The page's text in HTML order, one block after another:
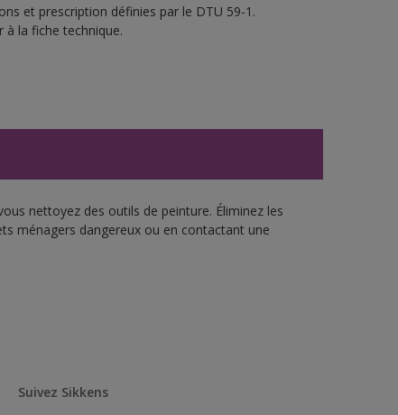
et prescription définies par le DTU 59-1.
la fiche technique.
nettoyez des outils de peinture. Éliminez les
ménagers dangereux ou en contactant une
Suivez Sikkens